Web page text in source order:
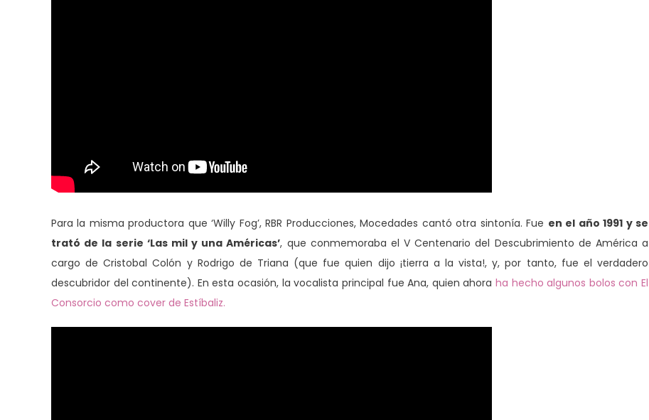
Para la misma productora que ‘Willy Fog’, RBR Producciones, Mocedades cantó otra sintonía. Fue en el año 1991 y se
trató de la serie ‘Las mil y una Américas’, que conmemoraba el V Centenario del Descubrimiento de América a
cargo de Cristobal Colón y Rodrigo de Triana (que fue quien dijo ¡tierra a la vista!, y, por tanto, fue el verdadero
descubridor del continente). En esta ocasión, la vocalista principal fue Ana, quien ahora ha hecho algunos bolos con El
Consorcio como cover de Estíbaliz.